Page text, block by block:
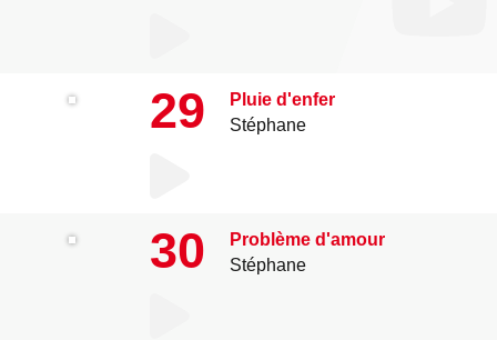
29
Pluie d'enfer
Stéphane
30
Problème d'amour
Stéphane